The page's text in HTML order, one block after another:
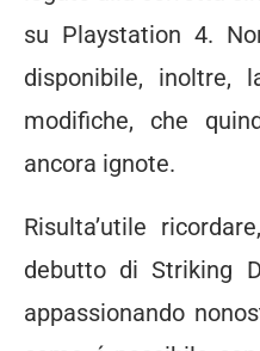
su Playstation 4.
disponibile, inoltre,
modifiche, che
ancora ignote.
Risulta’utile
debutto di Striking
appassionando